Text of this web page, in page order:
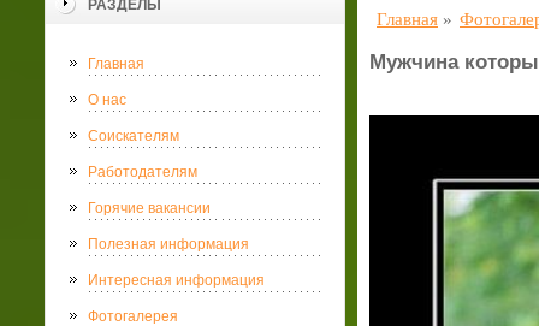
РАЗДЕЛЫ
Главная
О нас
Соискателям
Работодателям
Горячие вакансии
Полезная информация
Интересная информация
Фотогалерея
Главная »
Мужчина